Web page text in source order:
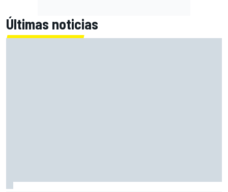
Últimas noticias